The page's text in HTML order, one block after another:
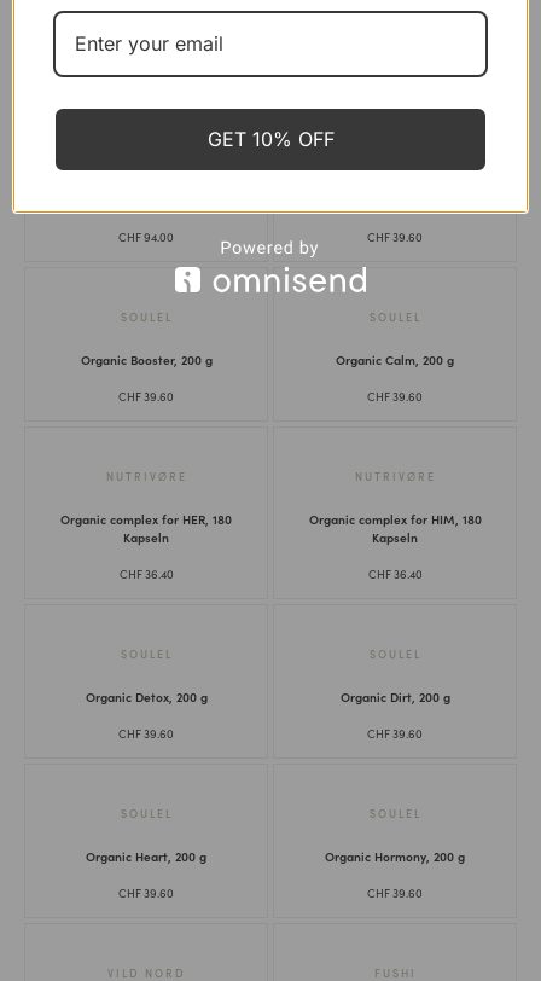
Kollagen Beauty Remedy, 225 g
CHF94.00 CHF54.90
CHF94.00 CHF39.60
Organic Booster, 200 g
CHF39.60
SOULEL
Organic Calm, 200 g
CHF39.60
SOULEL
Organic complex for HER, 180
Kapseln
CHF36.40
NUTRIVØ̈RE
Organic complex for HIM, 180
Kapseln
CHF36.40
NUTRIVØ̈RE
Organic Detox, 200 g
CHF39.60
SOULEL
Organic Dirt, 200 g
CHF39.60
SOULEL
Organic Heart, 200 g
CHF39.60
SOULEL
Organic Hormony, 200 g
CHF39.60
SOULEL
VILD NORD FUSHI
GET 10% OFF